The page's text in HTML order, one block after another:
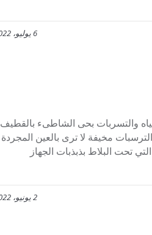
6 يوليو، 2022
والتسربات بحى الشاطىء بالقطيف
مخيفة لا ترى بالعين المجردة
تحت البلاط بذبذبات الجهاز
2 يونيو، 2022